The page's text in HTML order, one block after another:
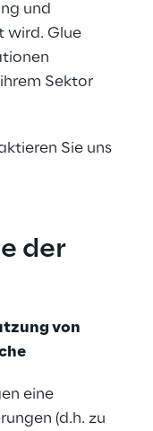
und
wird. Glue
Sektor
Sie uns
der
von
eine
(d.h. zu